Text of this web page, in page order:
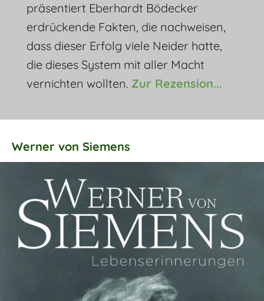
präsentiert Eberhardt Bödecker
erdrückende Fakten, die nachweisen,
dass dieser Erfolg viele Neider hatte,
die dieses System mit aller Macht
vernichten wollten. Zur Rezension...
Werner von Siemens